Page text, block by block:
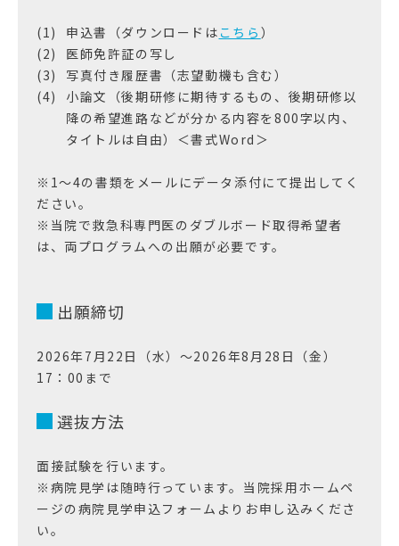
申込書（ダウンロードは こちら ）
医師免許証の写し
写真付き履歴書（志望動機も含む）
小論文（後期研修に期待するもの、後期研修以
降の希望進路などが分かる内容を800字以内、
タイトルは自由）＜書式Word＞
※1～4の書類をメールにデータ添付にて提出してく
ださい。
※当院で救急科専門医のダブルボード取得希望者
は、両プログラムへの出願が必要です。
出願締切
2026年7月22日（水）～2026年8月28日（金）
17：00まで
選抜方法
面接試験を行います。
※病院見学は随時行っています。当院採用ホームペ
ージの病院見学申込フォームよりお申し込みくださ
い。